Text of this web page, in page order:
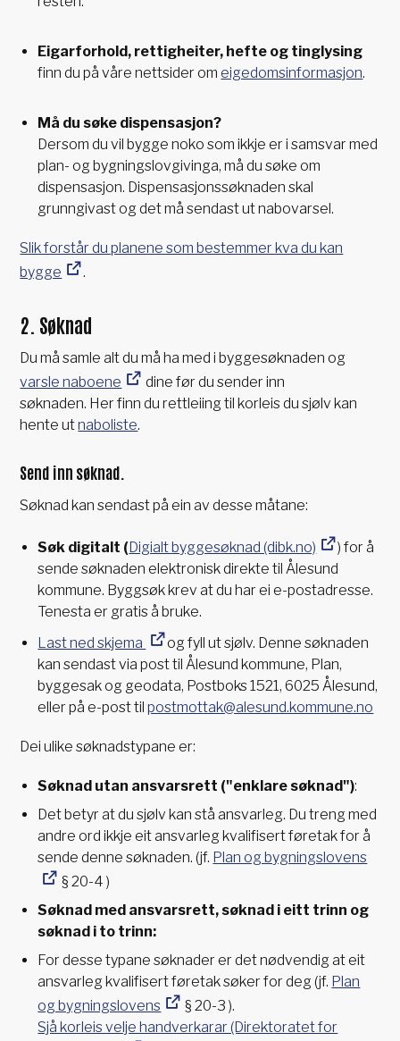
Eigarforhold, rettigheiter, hefte og tinglysing
finn du på våre nettsider omeigedomsinformasjon.
Må du søke dispensasjon?
Dersom du vil bygge noko som ikkje er i samsvar med
plan- og bygningslovgivinga, må du søke om
dispensasjon. Dispensasjonssøknaden skal
grunngivast og det må sendast ut nabovarsel.
Slik forstår du planene som bestemmer kva du kan
bygge
.
2. Søknad
Du må samle alt du må ha med i byggesøknaden og
varsle naboene
dine før du sender inn
søknaden. Her finn du rettleiing til korleis du sjølv kan
hente utnaboliste.
Send inn søknad.
Søknad kan sendast på ein av desse måtane:
Søk digitalt (Digialt byggesøknad (dibk.no)
) for å
sende søknaden elektronisk direkte til Ålesund
kommune. Byggsøk krev at du har ei e-postadresse.
Tenesta er gratis å bruke.
Last ned skjema
og fyll ut sjølv. Denne søknaden
kan sendast via post til Ålesund kommune, Plan,
byggesak og geodata, Postboks 1521, 6025 Ålesund,
eller på e-post tilpostmottak@alesund.kommune.no
Dei ulike søknadstypane er:
Søknad utan ansvarsrett ("enklare søknad"):
Det betyr at du sjølv kan stå ansvarleg. Du treng med
andre ord ikkje eit ansvarleg kvalifisert føretak for å
sende denne søknaden. (jf. Plan og bygningslovens
§ 20-4 )
Søknad med ansvarsrett, søknad i eitt trinn og
søknad i to trinn:
For desse typane søknader er det nødvendig at eit
ansvarleg kvalifisert føretak søker for deg (jf. Plan
og bygningslovens
§ 20-3 ).
Sjå korleis velje handverkarar (Direktoratet for